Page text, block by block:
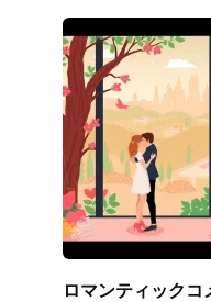
ロマンティックコ